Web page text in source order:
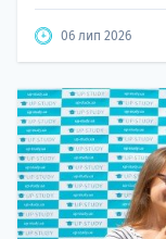
06 лип 2026